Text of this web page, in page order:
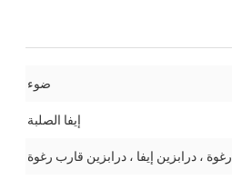
ضوء
إيفا الصلبة
رغوة ، درابزين إيفا ، درابزين قارب رغوة